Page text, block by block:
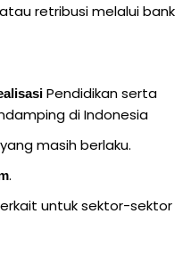
retribusi melalui bank
Pendidikan serta
di Indonesia
yang masih berlaku.
.
untuk sektor-sektor